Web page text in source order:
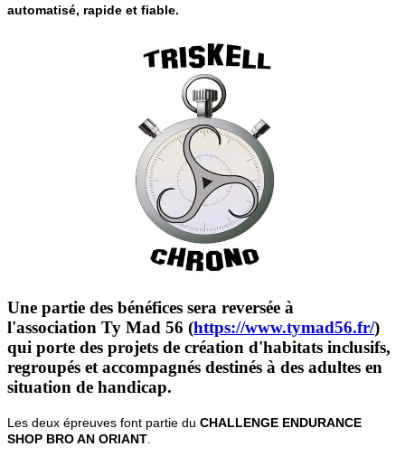
automatisé, rapide et fiable.
Une partie des bénéfices sera reversée à
l'association Ty Mad 56 (https://www.tymad56.fr/)
qui porte des projets de création d'habitats inclusifs,
regroupés et accompagnés destinés à des adultes en
situation de handicap.
Les deux épreuves font partie du CHALLENGE ENDURANCE
SHOP BRO AN ORIANT